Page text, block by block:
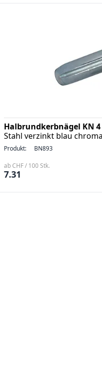
Halbrundkerbnägel KN 4
Stahl verzinkt blau
Produkt: BN893
ab CHF / 100 Stk.
7.31